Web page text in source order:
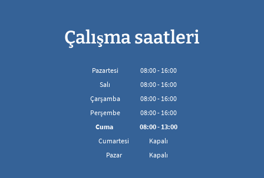
Çalışma saatleri
Pazartesi 08:00- 16:00
08:00'den 16:00'ya kadar
Salı 08:00- 16:00
08:00'den 16:00'ya kadar
Çarşamba 08:00- 16:00
08:00'den 16:00'ya kadar
Perşembe 08:00- 16:00
08:00'den 16:00'ya kadar
Cuma 08:00- 13:00
08:00 - 13:00 arası
Cumartesi
Kapalı
Pazar
Kapalı